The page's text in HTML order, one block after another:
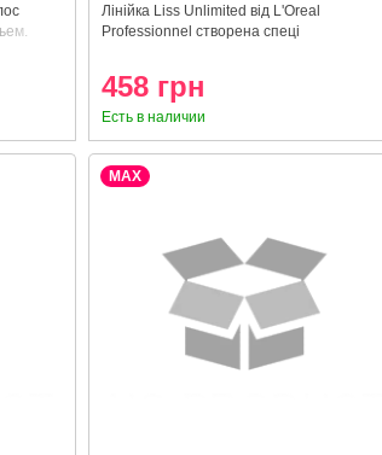
Лінійка Liss Unlimited від L'Oreal
Professionnel створена спеці
458 грн
Есть в наличии
MAX